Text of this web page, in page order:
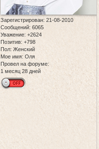
Зарегистрирован: 21-08-2010
Сообщений: 6065
Уважение: +2624
Позитив: +798
Пол: Женский
Мое имя: Оля
Провел на форуме:
1 месяц 28 дней